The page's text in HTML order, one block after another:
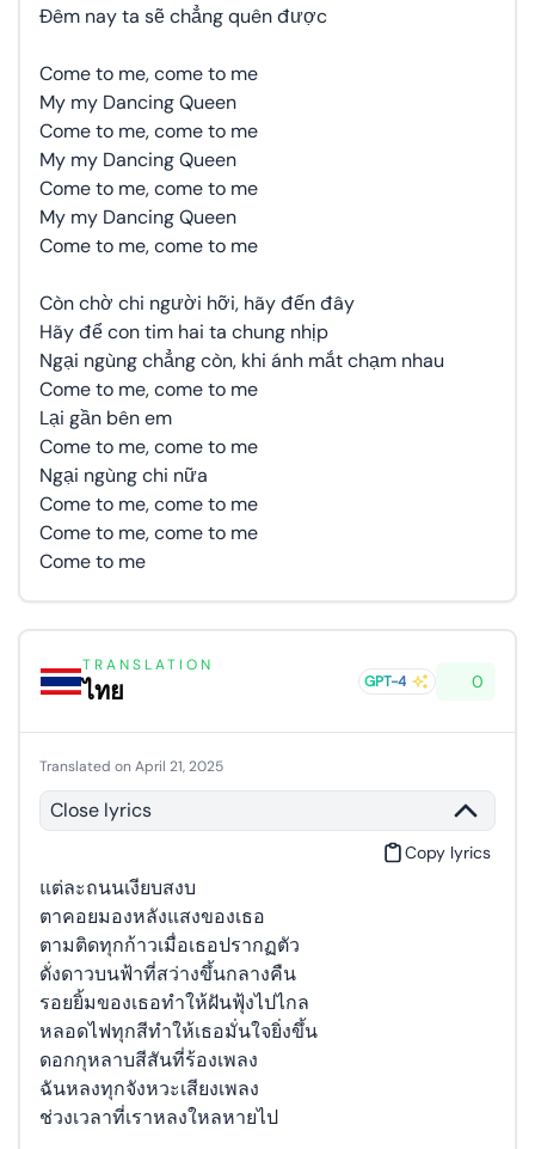
TRANSLATION
ไทย GPT-4 0
Translated on April 21, 2025
Close lyrics
Copy lyrics
แต่ละถนนเงียบสงบ
ตาคอยมองหลังแสงของเธอ
ตามติดทุกก้าวเมื่อเธอปรากฏตัว
ดั่งดาวบนฟ้าที่สว่างขึ้นกลางคืน
รอยยิ้มของเธอทำให้ฝันฟุ้งไปไกล
หลอดไฟทุกสีทำให้เธอมั่นใจยิ่งขึ้น
ดอกกุหลาบสีสันที่ร้องเพลง
ฉันหลงทุกจังหวะเสียงเพลง
ช่วงเวลาที่เราหลงใหลหายไป
Đêm nay ta sẽ chẳng quên được
Come to me, come to me
My my Dancing Queen
Come to me, come to me
My my Dancing Queen
Come to me, come to me
My my Dancing Queen
Come to me, come to me
Còn chờ chi người hỡi, hãy đến đây
Hãy để con tim hai ta chung nhịp
Ngại ngùng chẳng còn, khi ánh mắt chạm nhau
Come to me, come to me
Lại gần bên em
Come to me, come to me
Ngại ngùng chi nữa
Come to me, come to me
Come to me, come to me
Come to me